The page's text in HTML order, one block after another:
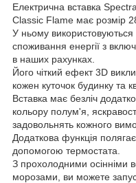
Електрична вставка
Classic Flame має розмір
У ньому використовуються
споживання енергії з
в наших рахунках.
Його чіткий ефект 3D
кожен куточок будинку та
Вставка має безліч
кольору полум'я,
задовольнять кожного
Додаткова функція
допомогою термостата.
З прохолодними осінніми
морозами, ви можете